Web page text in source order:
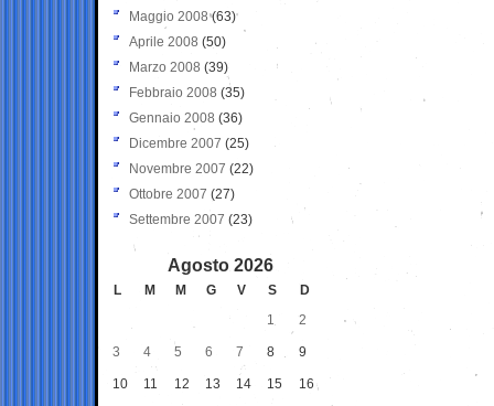
Maggio 2008(63)
Aprile 2008 (50)
Marzo 2008 (39)
Febbraio 2008 (35)
Gennaio 2008 (36)
Dicembre 2007 (25)
Novembre 2007 (22)
Ottobre 2007 (27)
Settembre 2007 (23)
Agosto 2026
L M M G V S
D
1
2
3 4 5 6 7 8 9
10 11 12 13 14 15 16